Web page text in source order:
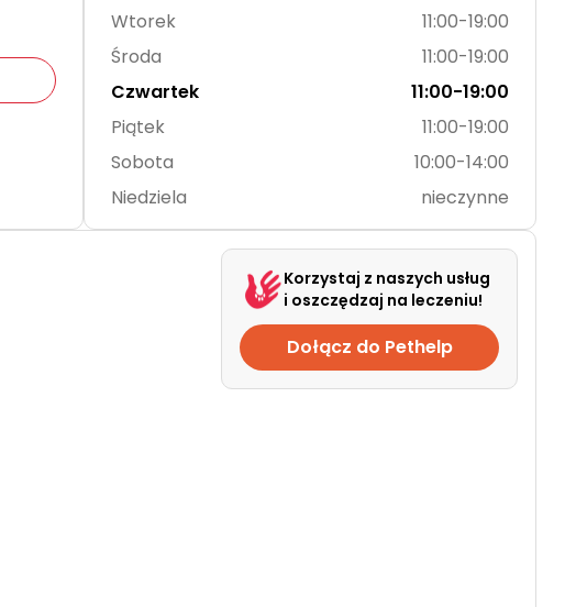
Wtorek
11:00-19:00
Środa
11:00-19:00
Czwartek
11:00-19:00
Piątek
11:00-19:00
Sobota
10:00-14:00
Niedziela
nieczynne
Korzystaj z naszych usług
i oszczędzaj na leczeniu!
Dołącz do Pethelp